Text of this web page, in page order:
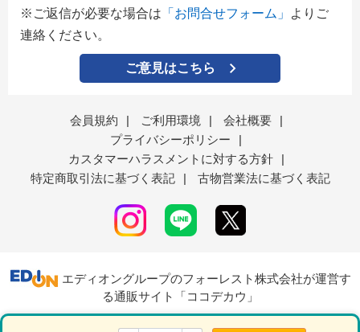
※ご返信が必要な場合は 「お問合せフォーム」
よりご
連絡ください。
ご意見はこちら
会員規約 | ご利用環境 | 会社概要
|
プライバシーポリシー
|
カスタマーハラスメントに対する方針
|
特定商取引法に基づく表記
| 古物営業法に基づく表記
エディオングループのフォーレスト株式会社が運営す
る通販サイト「ココデカウ」